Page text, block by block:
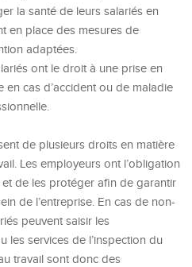
la santé de leurs salariés en
en place des mesures de
adaptées.
ont le droit à une prise en
en cas d’accident ou de maladie
de plusieurs droits en matière
Les employeurs ont l’obligation
de les protéger afin de garantir
de l’entreprise. En cas de non-
peuvent saisir les
les services de l’inspection du
travail sont donc des